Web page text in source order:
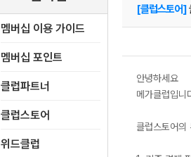
멤버십 이용 가이드
멤버십 포인트
클럽파트너
클럽스토어
위드클럽
[클럽스토어]
안녕하세요
메가클럽입
클럽스토어